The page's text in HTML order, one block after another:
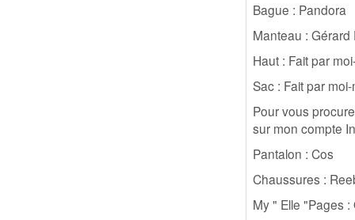
Bague : Pandora
Manteau : Gérard
Haut : Fait par
Sac : Fait par
Pour vous
sur mon compte
Pantalon : Cos
Chaussures :
My " Elle "Pages